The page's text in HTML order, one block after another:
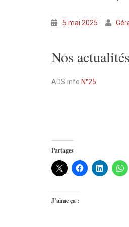
5 mai 2025
Nos
ADS info N°25
Partages
J’aime ça :